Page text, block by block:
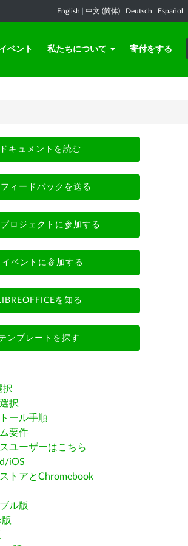
English 中文 (简体) Deutsch Español
イベント 私たちについて 寄付をする
ドキュメントを読む
フィードバックを送る
プロジェクトに参加する
イベントに参加する
を知る
ンプレートを探す
択
択
ール手順
要件
ユーザーはこちら
iOS
トアとChromebook
ル版